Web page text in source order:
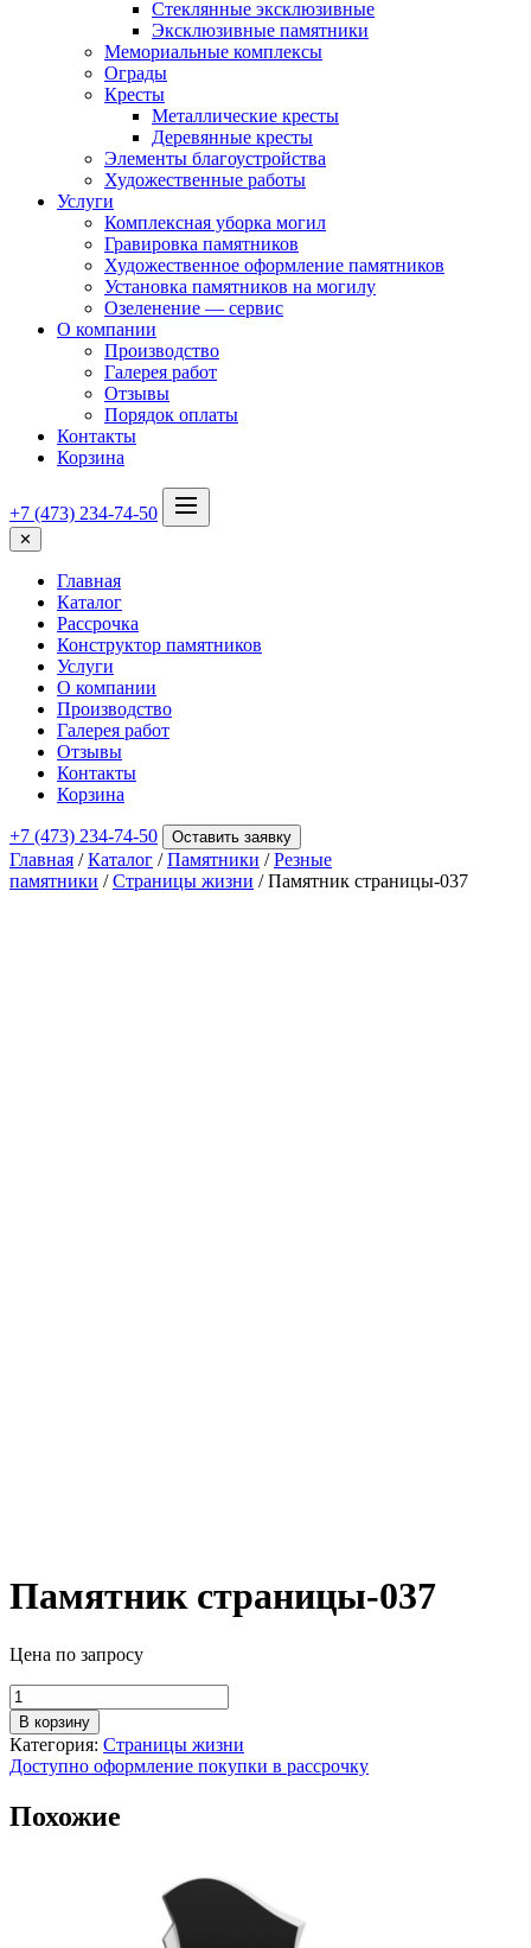
Стеклянные эксклюзивные
Эксклюзивные памятники
Мемориальные комплексы
Ограды
Кресты
Металлические кресты
Деревянные кресты
Элементы благоустройства
Художественные работы
Услуги
Комплексная уборка могил
Гравировка памятников
Художественное оформление памятников
Установка памятников на могилу
Озеленение — сервис
О компании
Производство
Галерея работ
Отзывы
Порядок оплаты
Контакты
Корзина
+7 (473) 234-74-50
✕
Главная
Каталог
Рассрочка
Конструктор памятников
Услуги
О компании
Производство
Галерея работ
Отзывы
Контакты
Корзина
+7 (473) 234-74-50 Оставить заявку
Главная /Каталог /Памятники /Резные
памятники /Страницы жизни / Памятник страницы-037
Памятник страницы-037
Цена по запросу
Количество
товара
Памятник
страницы-037
В корзину
Категория: Страницы жизни
Доступно оформление покупки в рассрочку
Похожие